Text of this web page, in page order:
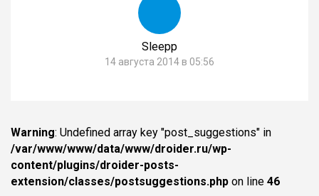
Sleepp
14 августа 2014 в 05:56
Warning: Undefined array key "post_suggestions" in
/var/www/www/data/www/droider.ru/wp-
content/plugins/droider-posts-
extension/classes/postsuggestions.php on line 46